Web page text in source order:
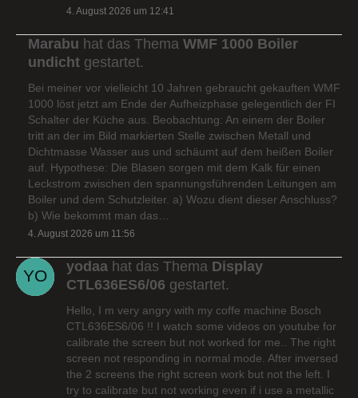
4. August 2026 um 12:41
Marabu hat das Thema WMF 1000 Boiler
undicht gestartet.
Bei meiner vor vielleicht 10 Jahren gebraucht gekauften WMF
1000 löst jetzt am Ende der Aufheizphase gelegentlich der FI
Schalter der Küche aus. Beobachtung: An einem der Boiler
tritt an der im Bild markierten Stelle zwischen Metall und
Dichtmasse Wasser aus und schäumt auf dem heißen Boiler
auf. Hypothese: Die Blasen sorgen mit dem Kalk für einen
Leckstrom zwischen den spannungsführenden Leitungen am
Boiler und dem Schutzleiter. a) Wozu dient dieser Anschluss?
b) Wie bekommt man das…
4. August 2026 um 11:56
yodaa hat das Thema Display
CTL636ES6/06 gestartet.
Hello, I m very angry with my coffe machine Bosch
CTL636ES6/06 !! I watch some videos on youtube for
calibrate the screen but not worked for me.. The right
screen not responding in normal mode. After inversed
the 2 screens the right screen work but not the left. I
try to calibrate but not working even if i use a metallic